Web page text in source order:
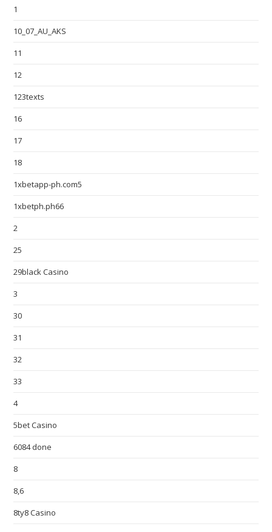
1
10_07_AU_AKS
11
12
123texts
16
17
18
1xbetapp-ph.com5
1xbetph.ph66
2
25
29black Casino
3
30
31
32
33
4
5bet Casino
6084 done
8
8,6
8ty8 Casino